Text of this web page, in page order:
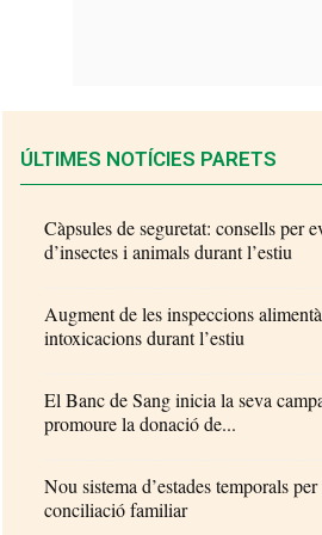
ÚLTIMES NOTÍCIES PARETS
Càpsules de seguretat: consells per
d’insectes i animals durant l’estiu
Augment de les inspeccions
intoxicacions durant l’estiu
El Banc de Sang inicia la seva
promoure la donació de...
Nou sistema d’estades temporals
conciliació familiar